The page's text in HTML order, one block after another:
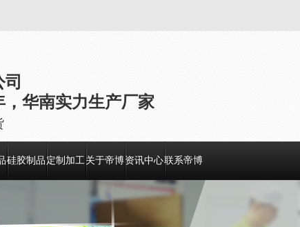
华南实力生产厂家
硅胶制品 定制加工关于帝博资讯中心联系帝博